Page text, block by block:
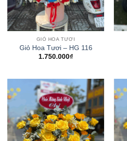
GIỎ HOA TƯƠI
Giỏ Hoa Tươi – HG 116
1.750.000₫